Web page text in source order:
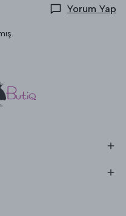
Yorum Yap